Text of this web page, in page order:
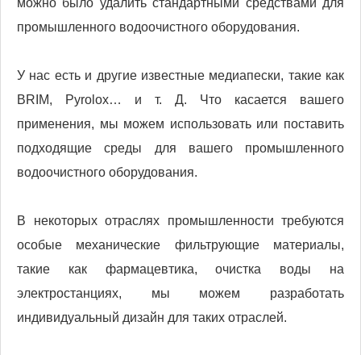
можно было удалить стандартными средствами для
промышленного водоочистного оборудования.
У нас есть и другие известные медиапески, такие как
BRIM, Pyrolox… и т. Д. Что касается вашего
применения, мы можем использовать или поставить
подходящие среды для вашего промышленного
водоочистного оборудования.
В некоторых отраслях промышленности требуются
особые механические фильтрующие материалы,
такие как фармацевтика, очистка воды на
электростанциях, мы можем разработать
индивидуальный дизайн для таких отраслей.